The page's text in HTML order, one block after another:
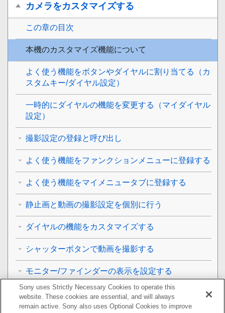
カメラをカスタマイズする
この章の目次
本機のカスタマイズ機能について
よく使う機能をボタンやダイヤルに割り当てる（ カ
スタムキー/ダイヤル設定）
一時的にダイヤルの機能を変更する（マイダイヤル
設定）
撮影設定の登録と呼び出し
よく使う機能をファンクションメニューに登録する
よく使う機能をマイメニュータブに登録する
静止画と動画の撮影設定を個別に行う
ダイヤルの機能をカスタマイズする
シャッターボタンで動画を撮影する
モニター/ファインダーの表示を設定する
再生する
Sony uses Strictly Necessary Cookies to operate this
website. These cookies are essential, and will always
remain active. Sony also uses Optional Cookies to improve